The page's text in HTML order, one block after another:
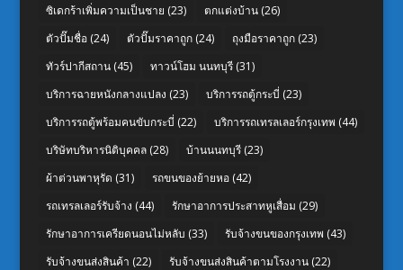
ซิเดกร้าเพิ่มความเป็นชาย (23) ตกแต่งบ้าน(26)
ตัวปั๊มชื่อ(24) ตัวปั๊มราคาถูก(24) ถุงมือราคาถูก(23)
ทัวร์ปากีสถาน(45) ทาวน์โฮม นนทบุรี(31)
บริการฉายหนังกลางแปลง (23) บริการรถตู้กระบี่ (23)
บริการรถตู้พร้อมคนขับกระบี่ (22) บริการรถเทรลเลอร์กรุงเทพ (44)
บริษัทบริหารนิติบุคคล(28) บ้านนนทบุรี(23)
ผ้าต่วนพาหุรัด (31) รถขนของย้ายหอ(42)
รถเทรลเลอร์รับจ้าง (44) รักษาอาการประสาทหูเสื่อม (29)
รักษาอาการเครียดนอนไม่หลับ (33) รับจ้างขนของกรุงเทพ (43)
รับจ้างขนส่งสินค้า (22) รับจ้างขนส่งสินค้าตามโรงงาน(22)